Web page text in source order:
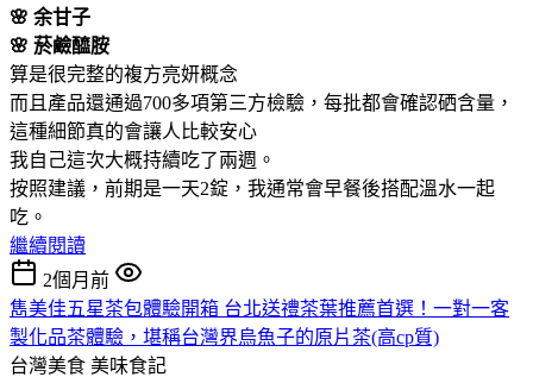
🌸 余甘子
🌸 菸鹼醯胺
算是很完整的複方亮妍概念
而且產品還通過700多項第三方檢驗，每批都會確認硒含量，
這種細節真的會讓人比較安心
我自己這次大概持續吃了兩週。
按照建議，前期是一天2錠，我通常會早餐後搭配溫水一起
吃。
繼續閱讀
2個月前
雋美佳五星茶包體驗開箱 台北送禮茶葉推薦首選！一對一客
製化品茶體驗，堪稱台灣界烏魚子的原片茶(高cp質)
台灣美食 美味食記